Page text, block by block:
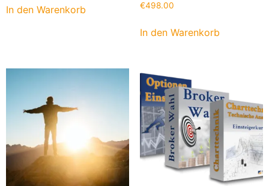
In den Warenkorb €498.00
In den Warenkorb